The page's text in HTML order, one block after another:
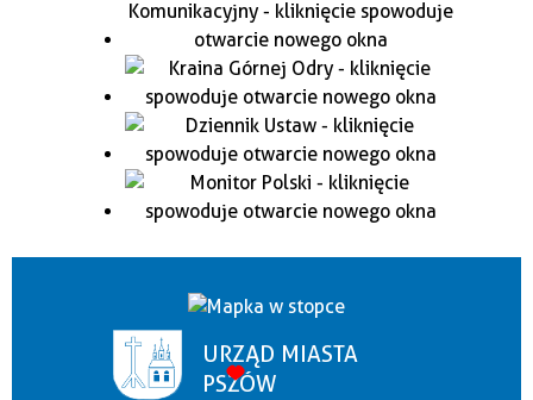
URZĄD MIASTA
PSZÓW